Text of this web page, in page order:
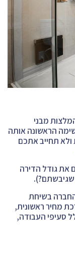
מבני
הראשונה אותה
תחייב אתכם
את גודל הדירה
בשיחת
מחיר ראשונית,
סעיפי העבודה,